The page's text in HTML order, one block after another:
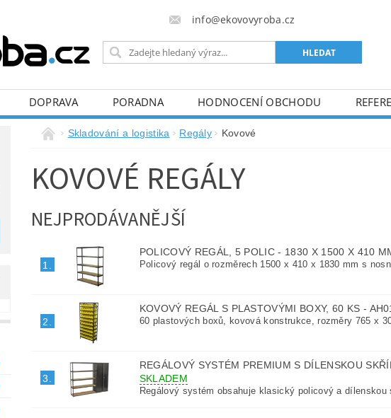
info@ekovovyroba.cz
DOPRAVA PORADNA HODNOCENÍ OBCHODU
Skladování a logistika Regály Kovové
KOVOVÉ REGÁLY
NEJPRODÁVANĚJŠÍ
1.
POLICOVÝ REGÁL, 5 POLIC - 1830 X 1500 X 410
Policový regál o rozměrech 1500 x 410 x 1830 mm s
2.
KOVOVÝ REGÁL S PLASTOVÝMI BOXY, 60 KS -
60 plastových boxů, kovová konstrukce, rozměry 765 x
3.
REGÁLOVÝ SYSTÉM PREMIUM S DÍLENSKOU
SKLADEM
Regálový systém obsahuje klasický policový a